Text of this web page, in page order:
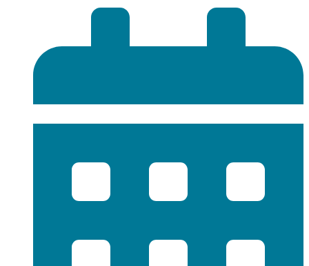
Chacra Experimental Integrada Barrow (MDA-INTA)